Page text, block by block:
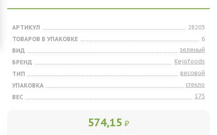
АРТИКУЛ
28203
ТОВАРОВ В УПАКОВКЕ
6
ВИД
зеленый
БРЕНД
Kejofoods
ТИП
весовой
УПАКОВКА
стекло
ВЕС
175
574,15 ₽